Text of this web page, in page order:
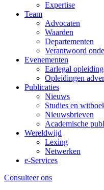
Expertise
Team
Advocaten
Waarden
Departementen
Verantwoord
Evenementen
Earlegal
Opleidingen
Publicaties
Nieuws
Studies en
Nieuwsbrieven
Academische
Wereldwijd
Lexing
Netwerken
e-Services
Consulteer ons